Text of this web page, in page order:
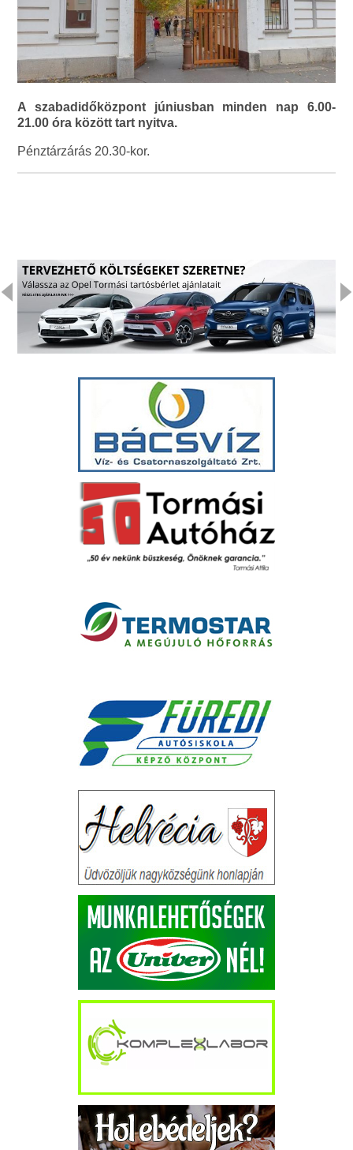
A szabadidőközpont júniusban minden nap 6.00-
21.00 óra között tart nyitva.
Pénztárzárás 20.30-kor.